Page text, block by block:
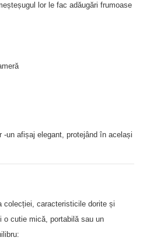
lor le fac adăugări frumoase
un afișaj elegant, protejând în același
colecției, caracteristicile dorite și
o cutie mică, portabilă sau un